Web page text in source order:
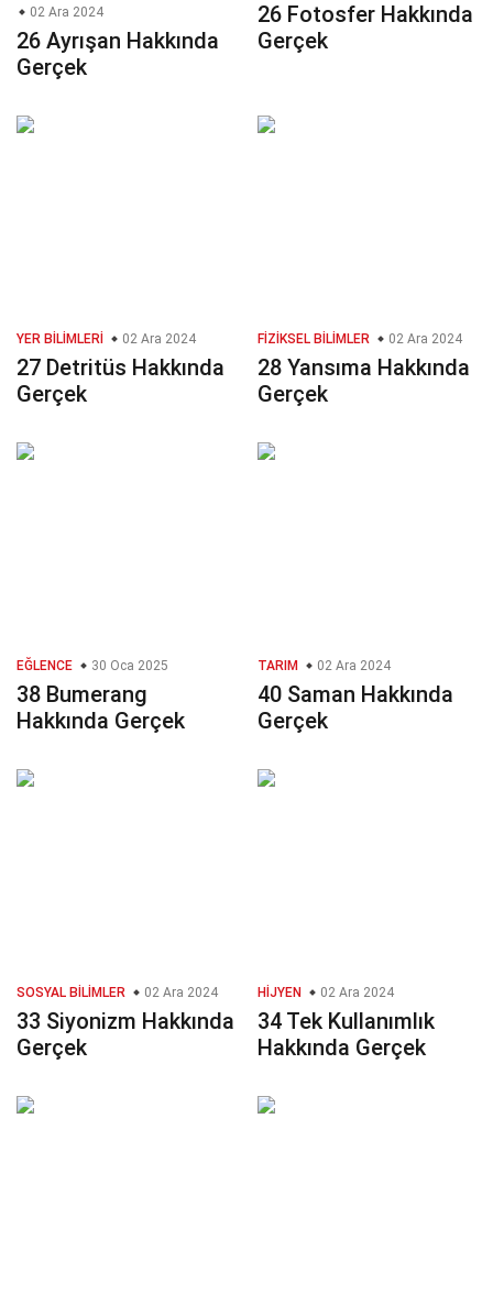
02 Ara 2024
26 Ayrışan Hakkında
Gerçek
26 Fotosfer Hakkında
Gerçek
YER BILIMLERI 02 Ara 2024
27 Detritüs Hakkında
Gerçek
FIZIKSEL BILIMLER 02 Ara 2024
28 Yansıma Hakkında
Gerçek
EĞLENCE 30 Oca 2025
38 Bumerang
Hakkında Gerçek
TARIM 02 Ara 2024
40 Saman Hakkında
Gerçek
SOSYAL BILIMLER 02 Ara 2024
33 Siyonizm Hakkında
Gerçek
HIJYEN 02 Ara 2024
34 Tek Kullanımlık
Hakkında Gerçek